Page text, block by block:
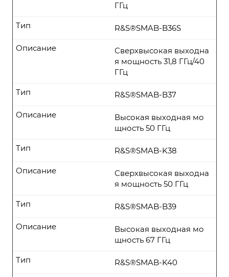
ГГц
R&S®SMAB-B36S
Тип
Сверхвысокая выходна
я мощность 31,8 ГГц/40
ГГц
Описание
R&S®SMAB-B37
Тип
Высокая выходная мо
щность 50 ГГц
Описание
R&S®SMAB-K38
Тип
Сверхвысокая выходна
я мощность 50 ГГц
Описание
R&S®SMAB-B39
Тип
Высокая выходная мо
щность 67 ГГц
Описание
R&S®SMAB-K40
Тип